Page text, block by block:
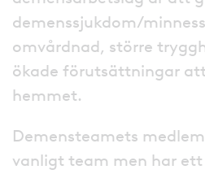
demenssjukdom/
omvårdnad, större
ökade förutsättningar
hemmet.
Demensteamets
vanligt team men har ett